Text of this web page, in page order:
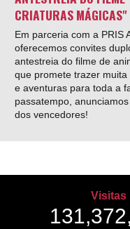
CRIATURAS MÁGICAS"
Em parceria com a PRIS
oferecemos convites
antestreia do filme de
que promete trazer
e aventuras para toda a
passatempo,
dos vencedores!
Visitas